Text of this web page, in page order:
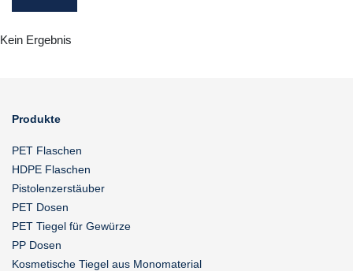
Kein Ergebnis
Produkte
PET Flaschen
HDPE Flaschen
Pistolenzerstäuber
PET Dosen
PET Tiegel für Gewürze
PP Dosen
Kosmetische Tiegel aus Monomaterial